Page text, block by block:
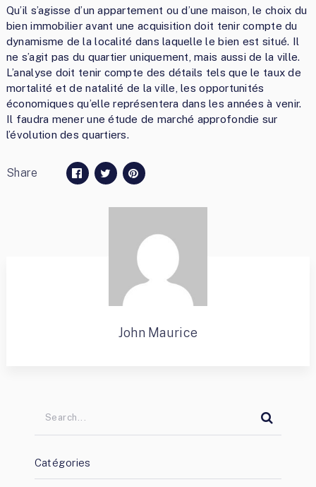
Qu’il s’agisse d’un appartement ou d’une maison, le choix du
bien immobilier avant une acquisition doit tenir compte du
dynamisme de la localité dans laquelle le bien est situé. Il
ne s’agit pas du quartier uniquement, mais aussi de la ville.
L’analyse doit tenir compte des détails tels que le taux de
mortalité et de natalité de la ville, les opportunités
économiques qu’elle représentera dans les années à venir.
Il faudra mener une étude de marché approfondie sur
l’évolution des quartiers.
Share
John Maurice
Catégories